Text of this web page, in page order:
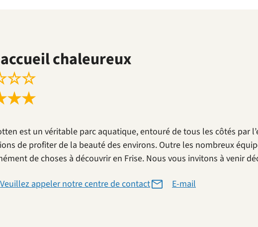
chaleureux
☆☆
★★
est un véritable parc aquatique, entouré de tous les côtés par
de profiter de la beauté des environs. Outre les nombreux
de choses à découvrir en Frise. Nous vous invitons à venir
Veuillez appeler notre centre de contact E-mail